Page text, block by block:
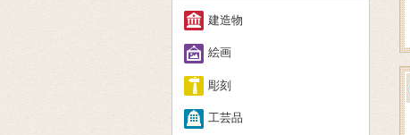
建造物
絵画
彫刻
工芸品